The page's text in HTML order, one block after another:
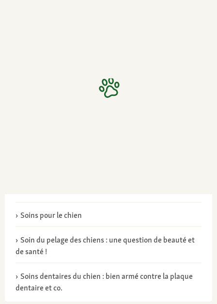
Soins pour le chien
Soin du pelage des chiens : une question de beauté et
de santé !
Soins dentaires du chien : bien armé contre la plaque
dentaire et co.